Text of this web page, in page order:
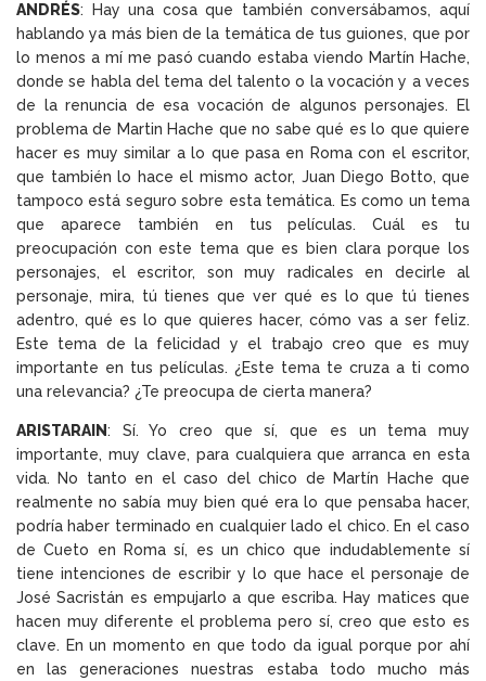
ANDRÉS: Hay una cosa que también conversábamos, aquí
hablando ya más bien de la temática de tus guiones, que por
lo menos a mí me pasó cuando estaba viendo Martín Hache,
donde se habla del tema del talento o la vocación y a veces
de la renuncia de esa vocación de algunos personajes. El
problema de Martin Hache que no sabe qué es lo que quiere
hacer es muy similar a lo que pasa en Roma con el escritor,
que también lo hace el mismo actor, Juan Diego Botto, que
tampoco está seguro sobre esta temática. Es como un tema
que aparece también en tus películas. Cuál es tu
preocupación con este tema que es bien clara porque los
personajes, el escritor, son muy radicales en decirle al
personaje, mira, tú tienes que ver qué es lo que tú tienes
adentro, qué es lo que quieres hacer, cómo vas a ser feliz.
Este tema de la felicidad y el trabajo creo que es muy
importante en tus películas. ¿Este tema te cruza a ti como
una relevancia? ¿Te preocupa de cierta manera?
ARISTARAIN: Sí. Yo creo que sí, que es un tema muy
importante, muy clave, para cualquiera que arranca en esta
vida. No tanto en el caso del chico de Martín Hache que
realmente no sabía muy bien qué era lo que pensaba hacer,
podría haber terminado en cualquier lado el chico. En el caso
de Cueto en Roma sí, es un chico que indudablemente sí
tiene intenciones de escribir y lo que hace el personaje de
José Sacristán es empujarlo a que escriba. Hay matices que
hacen muy diferente el problema pero sí, creo que esto es
clave. En un momento en que todo da igual porque por ahí
en las generaciones nuestras estaba todo mucho más